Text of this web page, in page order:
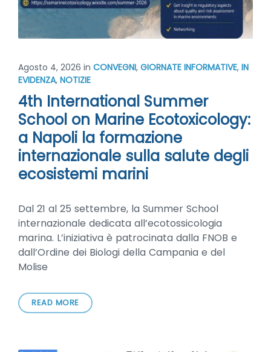
Agosto 4, 2026 in CONVEGNI, GIORNATE INFORMATIVE, IN
EVIDENZA, NOTIZIE
4th International Summer
School on Marine Ecotoxicology:
a Napoli la formazione
internazionale sulla salute degli
ecosistemi marini
Dal 21 al 25 settembre, la Summer School
internazionale dedicata all’ecotossicologia
marina. L’iniziativa è patrocinata dalla FNOB e
dall’Ordine dei Biologi della Campania e del
Molise
READ MORE